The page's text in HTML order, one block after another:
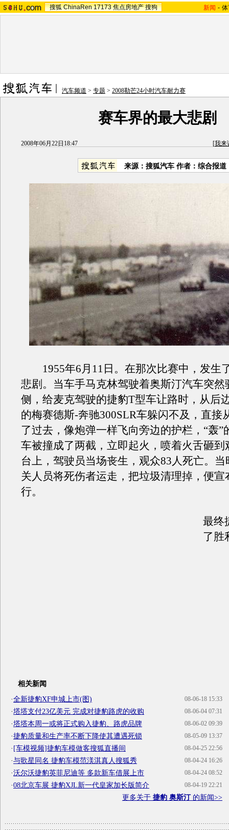
搜狐 ChinaRen 17173 焦点房地产 搜狗 新闻 -
汽车频道 > 专题 > 2008勒芒24小时汽车耐力赛
赛车界的最大悲剧
2008年06月22日18:47 [我来
来源：搜狐汽车 作者：综合报道
1955年6月11日。在那次比赛中，发生
悲剧。当车手马克林驾驶着奥斯汀汽车突然
侧，给麦克驾驶的捷豹T型车让路时，从后
的梅赛德斯-奔驰300SLR车躲闪不及，直接
了过去，像炮弹一样飞向旁边的护栏，“轰”
车被撞成了两截，立即起火，喷着火舌砸到
台上，驾驶员当场丧生，观众83人死亡。
关人员将死伤者运走，把垃圾清理掉，便宣
行。
最终
了胜
相关新闻
08-06-18 15:33
·全新捷豹XF申城上市(图)
08-06-04 07:31
·塔塔支付23亿美元 完成对捷豹路虎的收购
08-06-02 09:39
·塔塔本周一或将正式购入捷豹、路虎品牌
08-05-09 13:37
·捷豹质量和生产率不断下降使其遭遇死锁
08-04-25 22:56
·[车模视频]捷豹车模做客搜狐直播间
08-04-24 16:26
·与歌星同名 捷豹车模范渼淇真人搜狐秀
08-04-24 08:52
·沃尔沃捷豹英菲尼迪等 多款新车借展上市
08-04-19 22:21
·08北京车展 捷豹XJL新一代皇家加长版简介
更多关于 捷豹 奥斯汀的新闻>>